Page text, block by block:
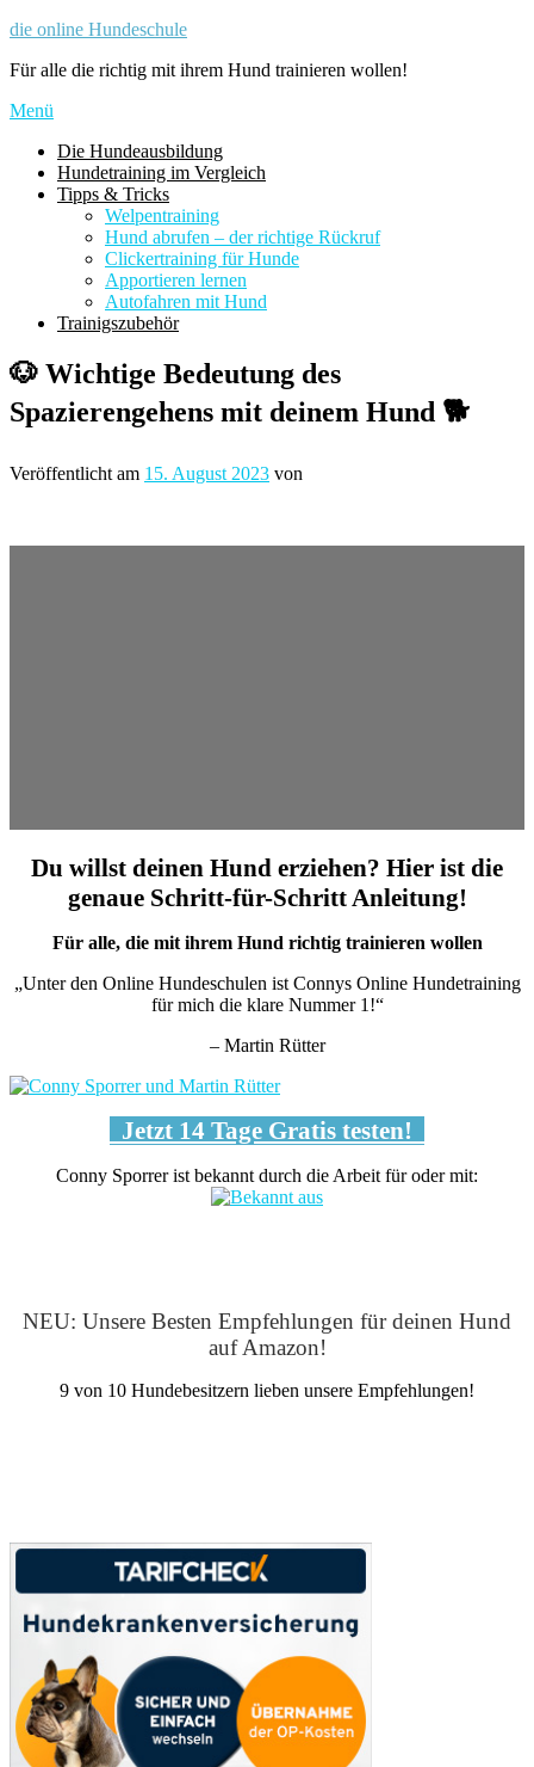
Zum
springen
die online Hundeschule
Für alle die richtig mit ihrem Hund trainieren wollen!
Menü
Die Hundeausbildung
Hundetraining im Vergleich
Tipps & Tricks
Welpentraining
Hund abrufen – der richtige Rückruf
Clickertraining für Hunde
Apportieren lernen
Autofahren mit Hund
Trainigszubehör
🐶 Wichtige Bedeutung des
Spazierengehens mit deinem Hund 🐕
Veröffentlicht am 15. August 2023 von
Du willst deinen Hund erziehen? Hier ist die
genaue Schritt-für-Schritt Anleitung!
Für alle, die mit ihrem Hund richtig trainieren wollen
„Unter den Online Hundeschulen ist Connys Online Hundetraining
für mich die klare Nummer 1!“
– Martin Rütter
Jetzt 14 Tage Gratis testen!
Conny Sporrer ist bekannt durch die Arbeit für oder mit:
NEU: Unsere Besten Empfehlungen für deinen Hund
auf Amazon!
9 von 10 Hundebesitzern lieben unsere Empfehlungen!